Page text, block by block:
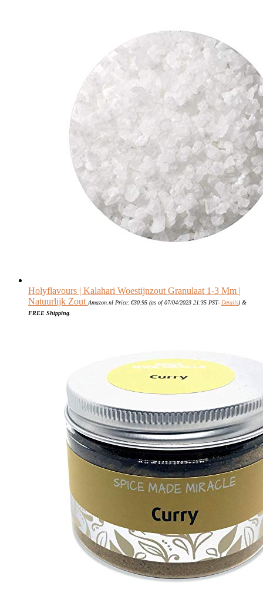
Holyflavours | Kalahari Woestijnzout Granulaat 1-3 Mm |
Natuurlijk Zout Amazon.nl Price: €30.95 (as of 07/04/2023 21:35 PST- Details) &
FREE Shipping